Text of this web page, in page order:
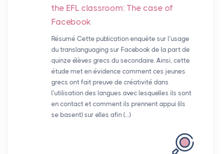
the EFL classroom: The case of
Facebook
Résumé Cette publication enquête sur l’usage
du translanguaging sur Facebook de la part de
quinze élèves grecs du secondaire. Ainsi, cette
étude met en évidence comment ces jeunes
grecs ont fait preuve de créativité dans
l’utilisation des langues avec lesquelles ils sont
en contact et comment ils prennent appui (ils
se basent) sur elles afin (…)